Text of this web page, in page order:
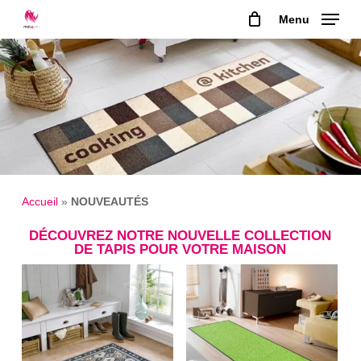
main
content
Menu
Accueil» NOUVEAUTÉS
DÉCOUVREZ NOTRE NOUVELLE COLLECTION
DE TAPIS POUR VOTRE MAISON